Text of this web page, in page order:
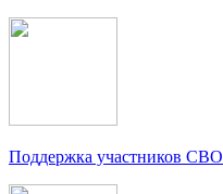
Поддержка участников СВО